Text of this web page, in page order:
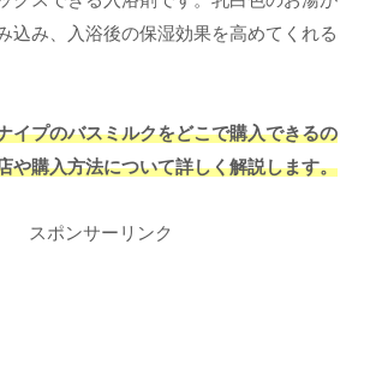
込み、入浴後の保湿効果を高めてくれる
イプのバスミルクをどこで購入できるの
や購入方法について詳しく解説します。
スポンサーリンク